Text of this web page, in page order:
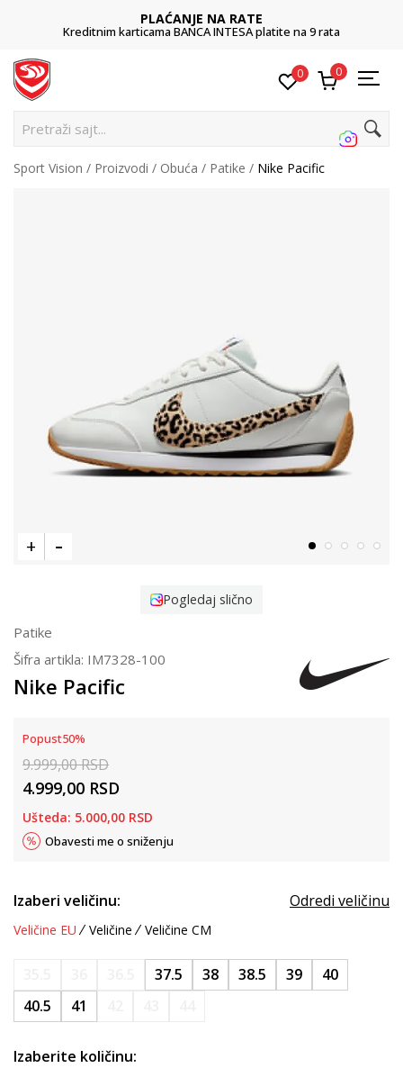
PLAĆANJE NA RATE
Kreditnim karticama BANCA INTESA platite na 9 rata
0 0
Pretraži sajt...
Sport Vision Proizvodi Obuća Patike Nike Pacific
Pogledaj slično
Patike
Šifra artikla: IM7328-100
Nike Pacific
Popust50%
9.999,00RSD
4.999,00 RSD
Ušteda: 5.000,00 RSD
Obavesti me o sniženju
Izaberi veličinu: Odredi veličinu
Veličine EU Veličine Veličine CM
37.5 38 38.5 39
40
40.5
41
Izaberite količinu: